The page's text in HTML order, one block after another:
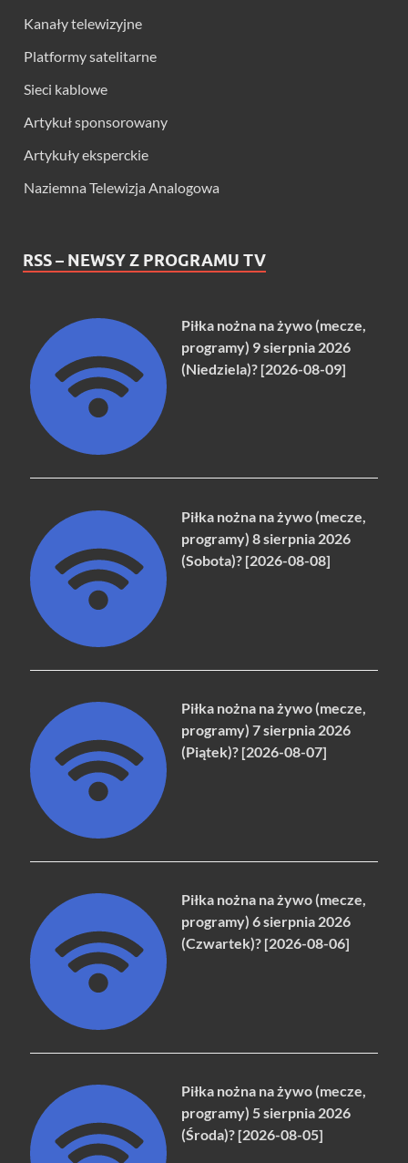
Kanały telewizyjne
Platformy satelitarne
Sieci kablowe
Artykuł sponsorowany
Artykuły eksperckie
Naziemna Telewizja Analogowa
RSS – NEWSY Z PROGRAMU TV
Piłka nożna na żywo (mecze,
programy) 9 sierpnia 2026
(Niedziela)? [2026-08-09]
Piłka nożna na żywo (mecze,
programy) 8 sierpnia 2026
(Sobota)? [2026-08-08]
Piłka nożna na żywo (mecze,
programy) 7 sierpnia 2026
(Piątek)? [2026-08-07]
Piłka nożna na żywo (mecze,
programy) 6 sierpnia 2026
(Czwartek)? [2026-08-06]
Piłka nożna na żywo (mecze,
programy) 5 sierpnia 2026
(Środa)? [2026-08-05]